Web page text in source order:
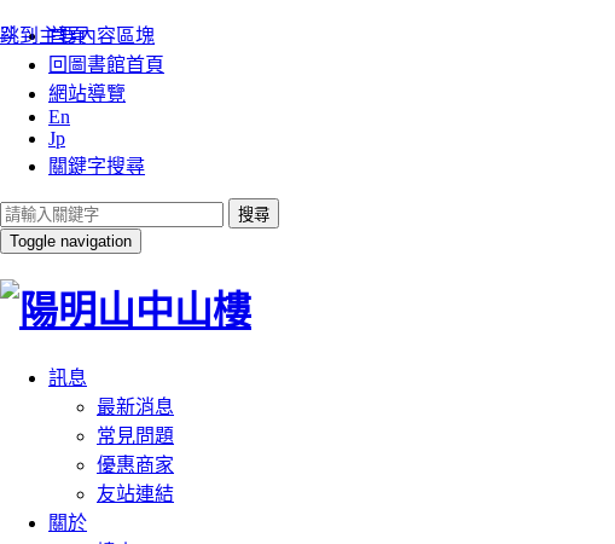
跳到主要內容區塊
:::
首頁
回圖書館首頁
網站導覽
En
Jp
關鍵字搜尋
搜尋
Toggle navigation
訊息
最新消息
常見問題
優惠商家
友站連結
關於